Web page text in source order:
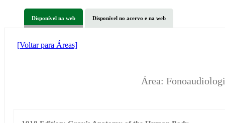
Disponível na web Disponível no acervo e na web
[Voltar para Áreas]
Área: